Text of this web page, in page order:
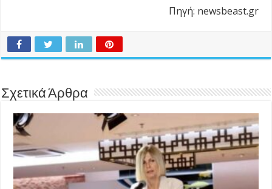
Πηγή: newsbeast.gr
Σχετικά Άρθρα